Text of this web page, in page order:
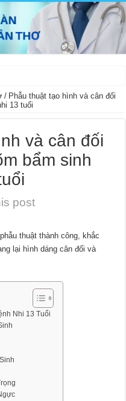
/ Phẫu thuật tạo hình và cân đối
13 tuổi
và cân đối
bẩm sinh
post
thuật thành công, khắc
lại hình dáng cân đối và
Nhi 13 Tuổi